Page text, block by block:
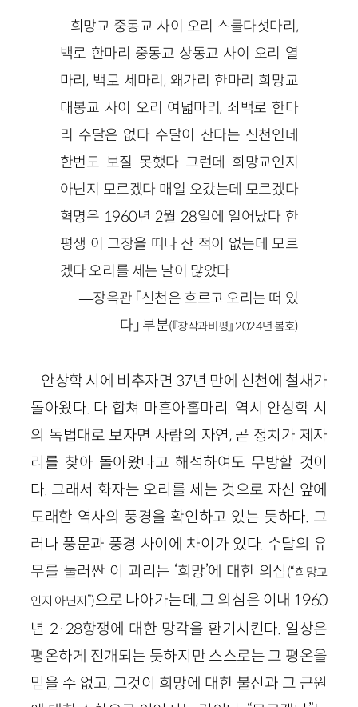
희망교 중동교 사이 오리 스물다섯마리,
백로 한마리 중동교 상동교 사이 오리 열
마리, 백로 세마리, 왜가리 한마리 희망교
대봉교 사이 오리 여덟마리, 쇠백로 한마
리 수달은 없다 수달이 산다는 신천인데
한번도 보질 못했다 그런데 희망교인지
아닌지 모르겠다 매일 오갔는데 모르겠다
혁명은 1960년 2월 28일에 일어났다 한
평생 이 고장을 떠나 산 적이 없는데 모르
겠다 오리를 세는 날이 많았다
—장옥관 「신천은 흐르고 오리는 떠 있
다」 부분(『창작과비평』 2024년 봄호)
안상학 시에 비추자면 37년 만에 신천에 철새가
돌아왔다. 다 합쳐 마흔아홉마리. 역시 안상학 시
의 독법대로 보자면 사람의 자연, 곧 정치가 제자
리를 찾아 돌아왔다고 해석하여도 무방할 것이
다. 그래서 화자는 오리를 세는 것으로 자신 앞에
도래한 역사의 풍경을 확인하고 있는 듯하다. 그
러나 풍문과 풍경 사이에 차이가 있다. 수달의 유
무를 둘러싼 이 괴리는 ‘희망’에 대한 의심 (“희망교
인지 아닌지”)으로 나아가는데, 그 의심은 이내 1960
년 2·28항쟁에 대한 망각을 환기시킨다. 일상은
평온하게 전개되는 듯하지만 스스로는 그 평온을
믿을 수 없고, 그것이 희망에 대한 불신과 그 근원